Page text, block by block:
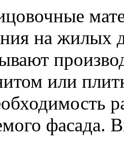
на жилых
или
фасада.